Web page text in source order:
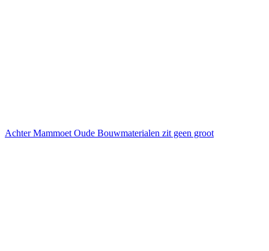
Achter Mammoet Oude Bouwmaterialen zit geen groot